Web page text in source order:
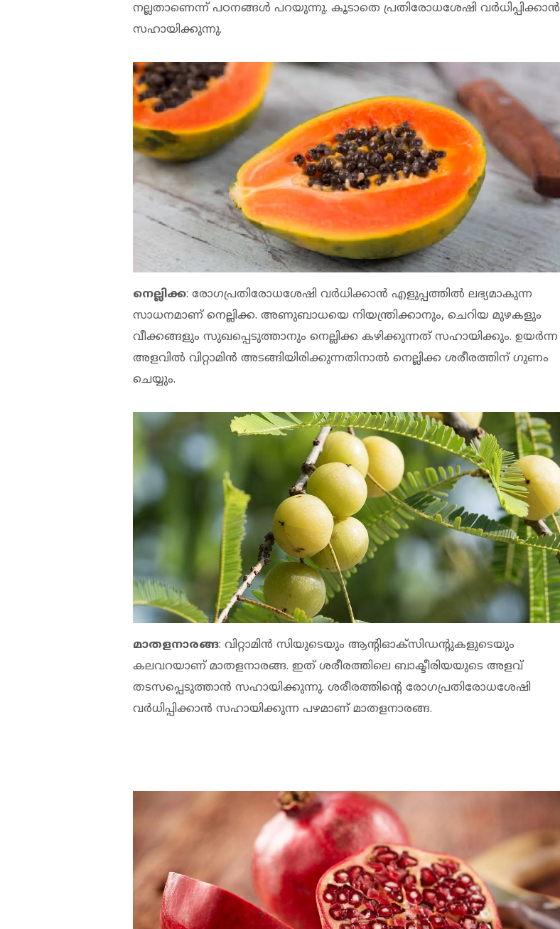
നല്ലതാണെന്ന് പഠനങ്ങള്‍ പറയുന്നു. കൂടാതെ പ്രതിരോധശേഷി വര്‍ധിപ്പിക്കാന്‍
സഹായിക്കുന്നു.
നെല്ലിക്ക: രോഗപ്രതിരോധശേഷി വര്‍ധിക്കാന്‍ എളുപ്പത്തില്‍ ലഭ്യമാകുന്ന
സാധനമാണ് നെല്ലിക്ക. അണുബാധയെ നിയന്ത്രിക്കാനും, ചെറിയ മുഴകളും
വീക്കങ്ങളും സുഖപ്പെടുത്താനും നെല്ലിക്ക കഴിക്കുന്നത് സഹായിക്കും. ഉയര്‍ന്ന
അളവില്‍ വിറ്റാമിന്‍ അടങ്ങിയിരിക്കുന്നതിനാല്‍ നെല്ലിക്ക ശരീരത്തിന് ഗുണം
ചെയ്യും.
മാതളനാരങ്ങ: വിറ്റാമിന്‍ സിയുടെയും ആന്റിഓക്‌സിഡന്റുകളുടെയും
കലവറയാണ് മാതളനാരങ്ങ. ഇത് ശരീരത്തിലെ ബാക്ടീരിയയുടെ അളവ്
തടസപ്പെടുത്താന്‍ സഹായിക്കുന്നു. ശരീരത്തിന്റെ രോഗപ്രതിരോധശേഷി
വര്‍ധിപ്പിക്കാന്‍ സഹായിക്കുന്ന പഴമാണ് മാതളനാരങ്ങ.